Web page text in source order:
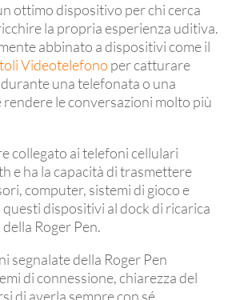
ottimo dispositivo per chi cerca
la propria esperienza uditiva.
abbinato a dispositivi come il
Videotelefono per catturare
una telefonata o una
rendere le conversazioni molto più
collegato ai telefoni cellulari
e ha la capacità di trasmettere
computer, sistemi di gioco e
dispositivi al dock di ricarica
Roger Pen.
segnalate della Roger Pen
di connessione, chiarezza del
di averla sempre con sé.